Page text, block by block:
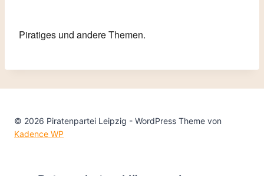
Piratiges und andere Themen.
© 2026 Piratenpartei Leipzig - WordPress Theme von
Kadence WP